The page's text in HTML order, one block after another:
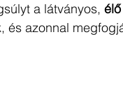
a látványos,
és azonnal